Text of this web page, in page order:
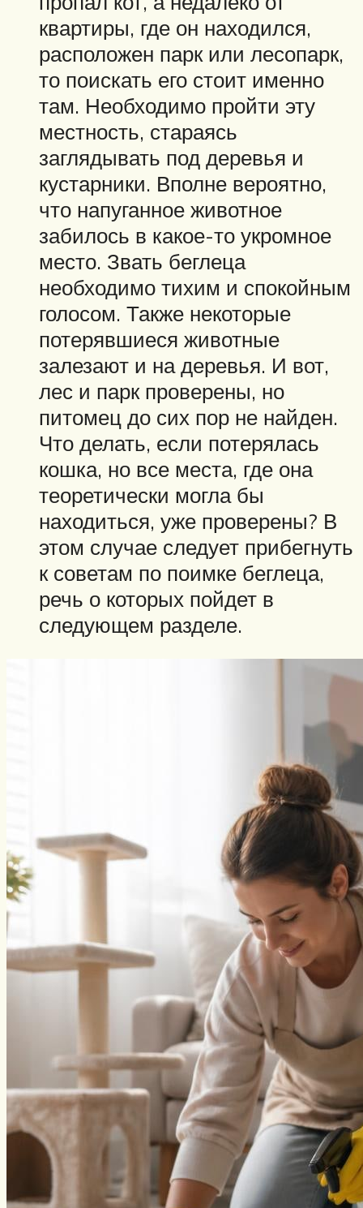
квартиры, где он находился,
расположен парк или лесопарк,
то поискать его стоит именно
там. Необходимо пройти эту
местность, стараясь
заглядывать под деревья и
кустарники. Вполне вероятно,
что напуганное животное
забилось в какое-то укромное
место. Звать беглеца
необходимо тихим и спокойным
голосом. Также некоторые
потерявшиеся животные
залезают и на деревья. И вот,
лес и парк проверены, но
питомец до сих пор не найден.
Что делать, если потерялась
кошка, но все места, где она
теоретически могла бы
находиться, уже проверены? В
этом случае следует прибегнуть
к советам по поимке беглеца,
речь о которых пойдет в
следующем разделе.